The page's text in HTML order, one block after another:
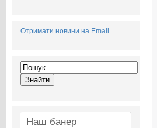
Отримати новини на Email
Наш банер